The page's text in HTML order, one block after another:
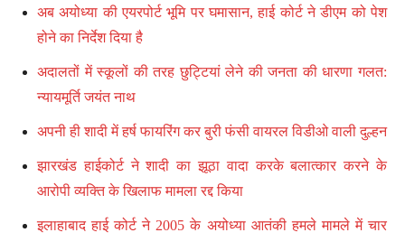
अब अयोध्या की एयरपोर्ट भूमि पर घमासान, हाई कोर्ट ने डीएम को पेश
होने का निर्देश दिया है
अदालतों में स्कूलों की तरह छुट्टियां लेने की जनता की धारणा गलत:
न्यायमूर्ति जयंत नाथ
अपनी ही शादी में हर्ष फायरिंग कर बुरी फंसी वायरल विडीओ वाली दुल्हन
झारखंड हाईकोर्ट ने शादी का झूठा वादा करके बलात्कार करने के
आरोपी व्यक्ति के खिलाफ मामला रद्द किया
इलाहाबाद हाई कोर्ट ने 2005 के अयोध्या आतंकी हमले मामले में चार